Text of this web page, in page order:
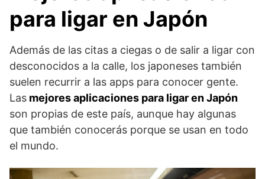
para ligar en Japón
Además de las citas a ciegas o de salir a ligar con
desconocidos a la calle, los japoneses también
suelen recurrir a las apps para conocer gente.
Las mejores aplicaciones para ligar en Japón
son propias de este país, aunque hay algunas
que también conocerás porque se usan en todo
el mundo.